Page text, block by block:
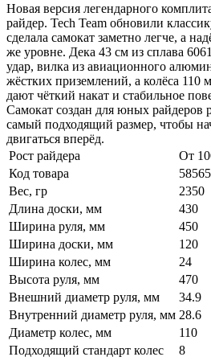
Новая версия легендарного
райдер. Tech Team обновили
сделала самокат заметно легче, а
же уровне. Дека 43 см из сплава
удар, вилка из авиационного
жёстких приземлений, а колёса 110
дают чёткий накат и стабильное
Самокат создан для юных райдеров
самый подходящий размер, чтобы
двигаться вперёд.
Рост райдера
От
Код товара
Вес, гр
2350
Длина доски, мм
430
Ширина руля, мм
450
Ширина доски, мм
120
Ширина колес, мм
24
Высота руля, мм
470
Внешний диаметр руля, мм
34.9
Внутренний диаметр руля, мм 28.6
Диаметр колес, мм
110
Подходящий стандарт колес
8